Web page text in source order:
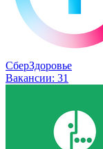
СберЗдоровье
Вакансии: 31